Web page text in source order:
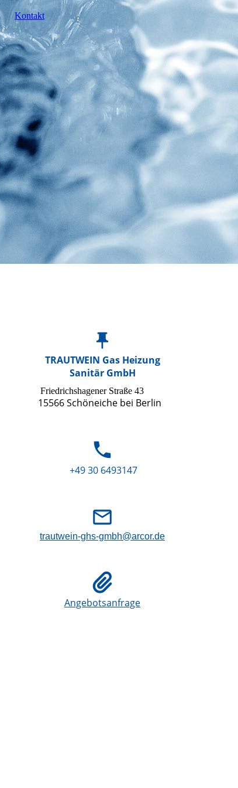
Kontakt
TRAUTWEIN Gas Heizung
Sanitär GmbH
Friedrichshagener Straße 43
15566 Schöneiche bei Berlin
+49 30 6493147
trautwein-ghs-gmbh@arcor.de
Angebotsanfrage